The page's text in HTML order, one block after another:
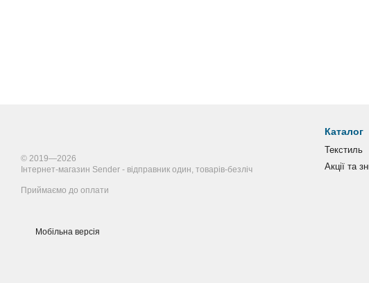
© 2019—2026
Інтернет-магазин Sender - відправник один, товарів-безліч
Приймаємо до оплати
Мобільна версія
Каталог
Текстиль
Акції та